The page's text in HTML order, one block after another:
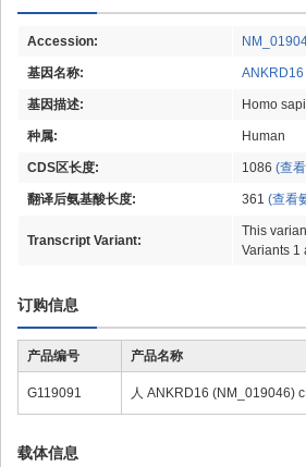
Accession:
基因名称: ANKRD16
基因描述: Homo
种属: Human
CDS区长度: 1086 (查
翻译后氨基酸长度: 361 (查看
Transcript Variant:
This
Variants 1
订购信息
产品编号 产品名称
G119091 人 ANKRD16 (NM_019046)
载体信息